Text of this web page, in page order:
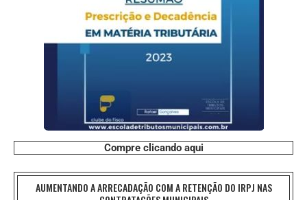
Compre clicando aqui
AUMENTANDO A ARRECADAÇÃO COM A RETENÇÃO DO IRPJ NAS